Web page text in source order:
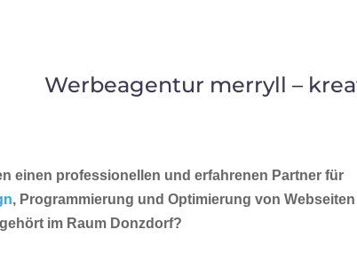
Werbeagentur merryll –
einen professionellen und erfahrenen Partner für
, Programmierung und Optimierung von Webseiten
im Raum Donzdorf?